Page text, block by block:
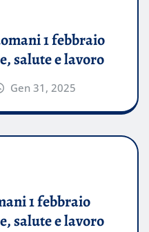
1 febbraio
salute e lavoro
Gen 31, 2025
1 febbraio
salute e lavoro